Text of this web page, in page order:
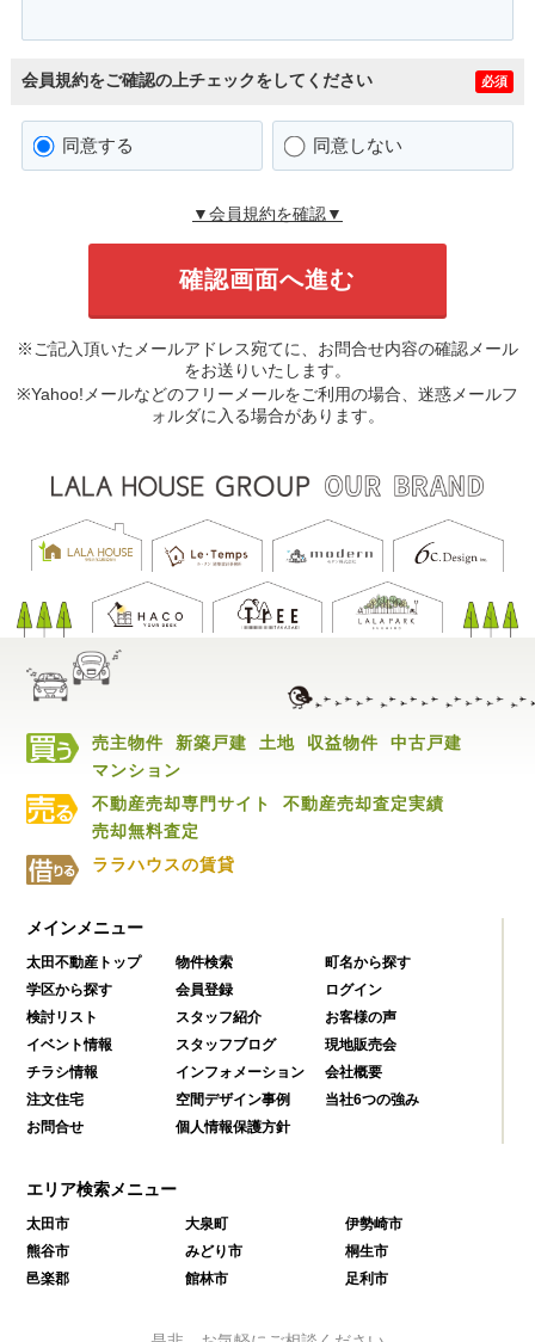
会員規約をご確認の上チェックをしてください 必須
同意する 同意しない
▼会員規約を確認▼
※ご記入頂いたメールアドレス宛てに、お問合せ内容の確認メール
をお送りいたします。
※Yahoo!メールなどのフリーメールをご利用の場合、迷惑メールフ
ォルダに入る場合があります。
売主物件 新築戸建 土地 収益物件
中古戸建
マンション
不動産売却専門サイト
不動産売却査定実績
売却無料査定
ララハウスの賃貸
メインメニュー
太田不動産トップ 物件検索
町名から探す
学区から探す
会員登録
ログイン
検討リスト
スタッフ紹介
お客様の声
イベント情報
スタッフブログ
現地販売会
チラシ情報
インフォメーション
会社概要
注文住宅
空間デザイン事例
当社6つの強み
お問合せ
個人情報保護方針
エリア検索メニュー
太田市 大泉町
伊勢崎市
熊谷市
みどり市
桐生市
邑楽郡
館林市 足利市